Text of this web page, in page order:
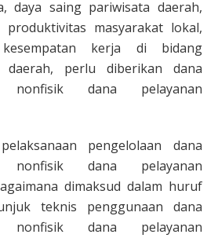
daya saing pariwisata daerah,
produktivitas masyarakat lokal,
kerja di bidang
daerah, perlu diberikan dana
nonfisik dana pelayanan
pengelolaan dana
nonfisik dana pelayanan
dimaksud dalam huruf
teknis penggunaan dana
nonfisik dana pelayanan